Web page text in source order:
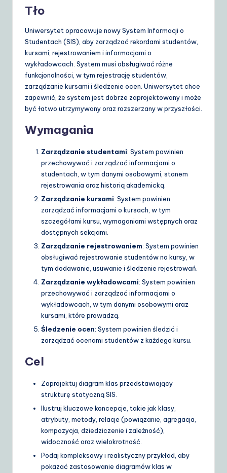
D
ai
ly
G
ui
lu
Tło
Uniwersytet opracowuje nowy System Informacji o
Studentach (SIS), aby zarządzać rekordami studentów,
kursami, rejestrowaniem i informacjami o
wykładowcach. System musi obsługiwać różne
funkcjonalności, w tym rejestrację studentów,
zarządzanie kursami i śledzenie ocen. Uniwersytet chce
zapewnić, że system jest dobrze zaprojektowany i może
być łatwo utrzymywany oraz rozszerzany w przyszłości.
Wymagania
Zarządzanie studentami: System powinien
przechowywać i zarządzać informacjami o
studentach, w tym danymi osobowymi, stanem
rejestrowania oraz historią akademicką.
Zarządzanie kursami: System powinien
zarządzać informacjami o kursach, w tym
szczegółami kursu, wymaganiami wstępnych oraz
dostępnych sekcjami.
Zarządzanie rejestrowaniem: System powinien
obsługiwać rejestrowanie studentów na kursy, w
tym dodawanie, usuwanie i śledzenie rejestrowań.
Zarządzanie wykładowcami: System powinien
przechowywać i zarządzać informacjami o
wykładowcach, w tym danymi osobowymi oraz
kursami, które prowadzą.
Śledzenie ocen: System powinien śledzić i
zarządzać ocenami studentów z każdego kursu.
Cel
Zaprojektuj diagram klas przedstawiający
strukturę statyczną SIS.
Ilustruj kluczowe koncepcje, takie jak klasy,
atrybuty, metody, relacje (powiązanie, agregacja,
kompozycja, dziedziczenie i zależność),
widoczność oraz wielokrotność.
Podaj kompleksowy i realistyczny przykład, aby
pokazać zastosowanie diagramów klas w